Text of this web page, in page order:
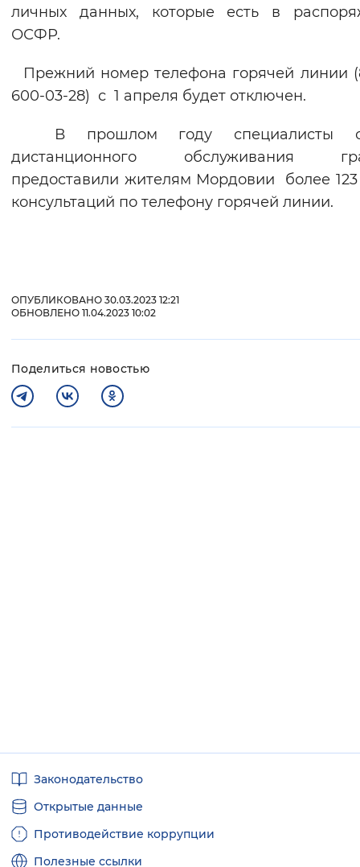
личных данных, которые есть в
ОСФР.
Прежний номер телефона горячей линии
600-03-28) с 1 апреля будет отключен.
В прошлом году специалисты
дистанционного обслуживания
предоставили жителям Мордовии более 123
консультаций по телефону горячей линии.
ОПУБЛИКОВАНО 30.03.2023 12:21
ОБНОВЛЕНО 11.04.2023 10:02
Поделиться новостью
ссылкиЗаконодательство
Открытые данные
Противодействие коррупции
Полезные ссылки